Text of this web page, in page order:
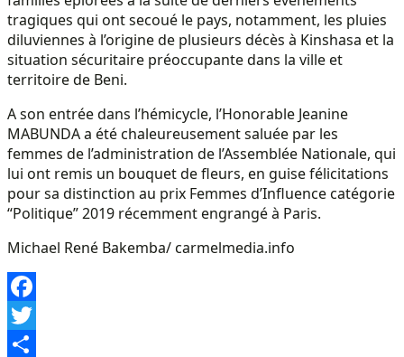
tragiques qui ont secoué le pays, notamment, les pluies
diluviennes à l’origine de plusieurs décès à Kinshasa et la
situation sécuritaire préoccupante dans la ville et
territoire de Beni.
A son entrée dans l’hémicycle, l’Honorable Jeanine
MABUNDA a été chaleureusement saluée par les
femmes de l’administration de l’Assemblée Nationale, qui
lui ont remis un bouquet de fleurs, en guise félicitations
pour sa distinction au prix Femmes d’Influence catégorie
“Politique” 2019 récemment engrangé à Paris.
Michael René Bakemba/ carmelmedia.info
Facebook
Twitter